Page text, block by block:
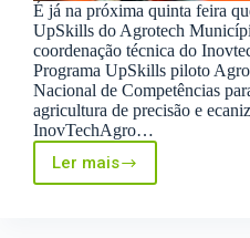
É já na próxima quinta feira
UpSkills do Agrotech
coordenação técnica do
Programa UpSkills piloto
Nacional de Competências
agricultura de precisão e
InovTechAgro…
Ler maisPrograma
UpSkills